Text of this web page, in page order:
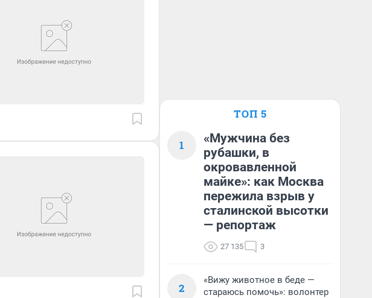
ТОП 5
1
«Мужчина без
рубашки, в
окровавленной
майке»: как Москва
пережила взрыв у
сталинской высотки
— репортаж
27 135 3
2
«Вижу животное в беде —
стараюсь помочь»: волонтер